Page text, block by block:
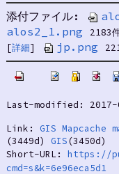
添付ファイル:
alos2_1.png 2183
[詳細] jp.png
Last-modified:
Link: GIS Mapcache
(3449d) GIS (3450d)
Short-URL: https://
cmd=s&k=6e96eca5d1